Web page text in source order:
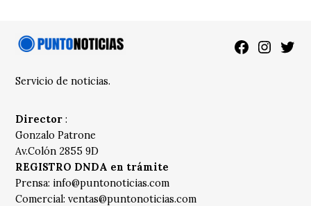
Facebook
Servicio de noticias.
Director :
Gonzalo Patrone
Av.Colón 2855 9D
REGISTRO DNDA en trámite
Prensa: info@puntonoticias.com
Comercial:ventas@puntonoticias.com